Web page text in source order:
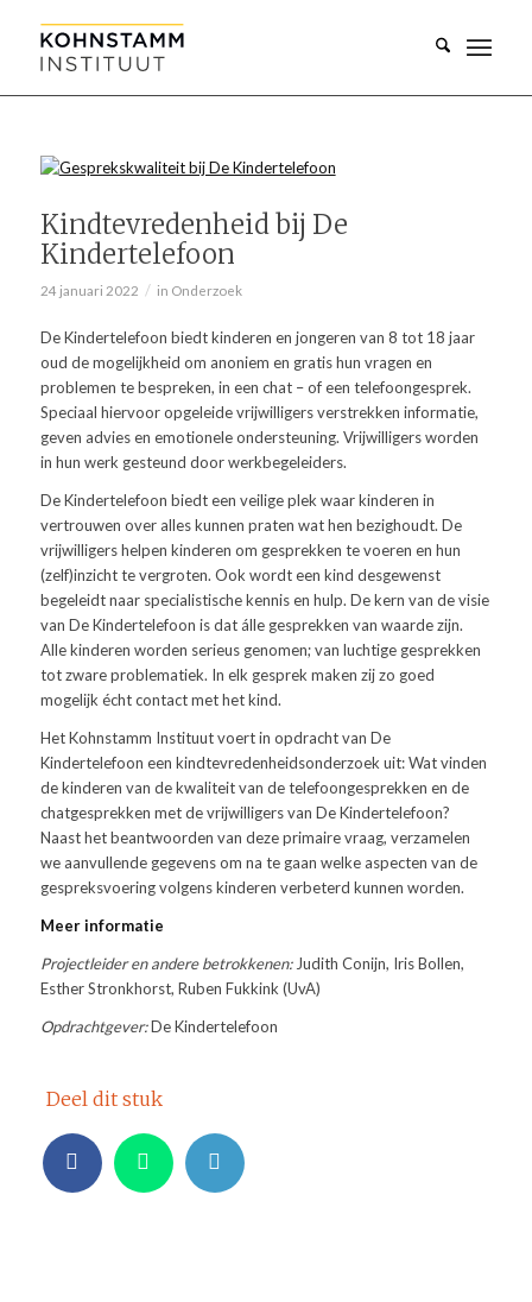
Kindtevredenheid bij De
Kindertelefoon
24 januari 2022 / in Onderzoek
De Kindertelefoon biedt kinderen en jongeren van 8 tot 18 jaar
oud de mogelijkheid om anoniem en gratis hun vragen en
problemen te bespreken, in een chat – of een telefoongesprek.
Speciaal hiervoor opgeleide vrijwilligers verstrekken informatie,
geven advies en emotionele ondersteuning. Vrijwilligers worden
in hun werk gesteund door werkbegeleiders.
De Kindertelefoon biedt een veilige plek waar kinderen in
vertrouwen over alles kunnen praten wat hen bezighoudt. De
vrijwilligers helpen kinderen om gesprekken te voeren en hun
(zelf)inzicht te vergroten. Ook wordt een kind desgewenst
begeleidt naar specialistische kennis en hulp. De kern van de visie
van De Kindertelefoon is dat álle gesprekken van waarde zijn.
Alle kinderen worden serieus genomen; van luchtige gesprekken
tot zware problematiek. In elk gesprek maken zij zo goed
mogelijk écht contact met het kind.
Het Kohnstamm Instituut voert in opdracht van De
Kindertelefoon een kindtevredenheidsonderzoek uit: Wat vinden
de kinderen van de kwaliteit van de telefoongesprekken en de
chatgesprekken met de vrijwilligers van De Kindertelefoon?
Naast het beantwoorden van deze primaire vraag, verzamelen
we aanvullende gegevens om na te gaan welke aspecten van de
gespreksvoering volgens kinderen verbeterd kunnen worden.
Meer informatie
Projectleider en andere betrokkenen:Judith Conijn, Iris Bollen,
Esther Stronkhorst, Ruben Fukkink (UvA)
Opdrachtgever: De Kindertelefoon
Deel dit stuk